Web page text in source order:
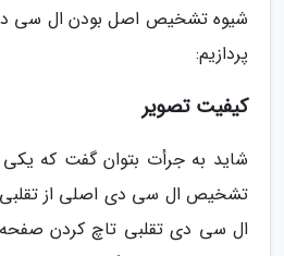
شیوه تشخیص اصل بودن ال سی
پردازیم:
کیفیت تصویر
شاید به جرأت بتوان گفت که
تشخیص ال سی دی اصلی از
ال سی دی تقلبی تاچ کردن